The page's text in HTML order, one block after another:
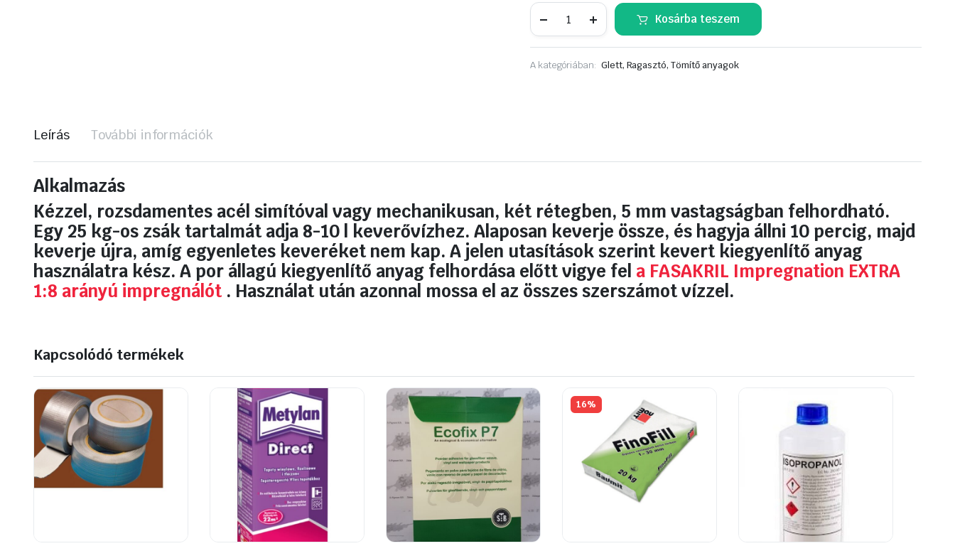
1-
beltéri
5
Kosárba teszem
A kategóriában: Glett, Ragasztó, Tömítő anyagok
Leírás További információk
Alkalmazás
Kézzel, rozsdamentes acél simítóval vagy mechanikusan, két rétegben, 5 mm vastagságban felhordható.
Egy 25 kg-os zsák tartalmát adja 8-10 l keverővízhez. Alaposan keverje össze, és hagyja állni 10 percig, majd
keverje újra, amíg egyenletes keveréket nem kap. A jelen utasítások szerint kevert kiegyenlítő anyag
használatra kész. A por állagú kiegyenlítő anyag felhordása előtt vigye fel a FASAKRIL Impregnation EXTRA
1:8 arányú impregnálót. Használat után azonnal mossa el az összes szerszámot vízzel.
Kapcsolódó termékek
16%